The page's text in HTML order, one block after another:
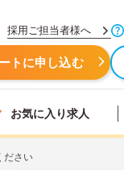
採用ご担当者様へ
トに申し込む
お気に入り求人
さい